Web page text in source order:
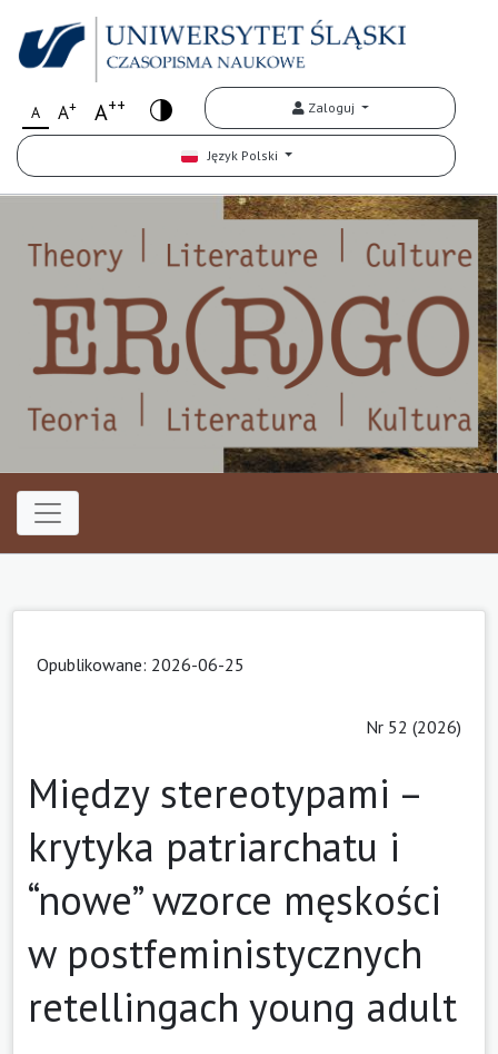
A A+ A++ Zaloguj
Język Polski
Opublikowane: 2026-06-25
Nr 52 (2026)
Między stereotypami –
krytyka patriarchatu i
“nowe” wzorce męskości
w postfeministycznych
retellingach young adult